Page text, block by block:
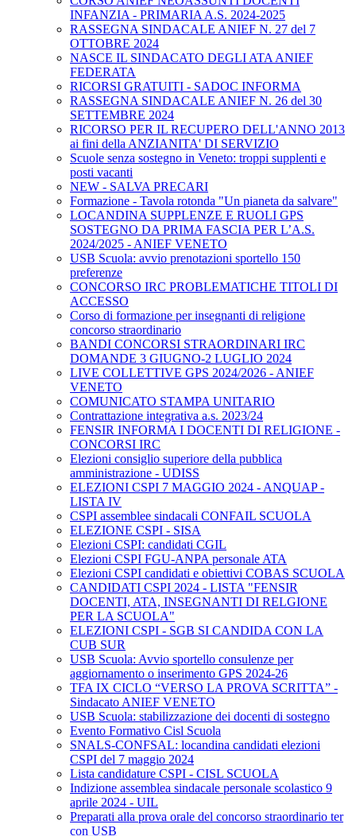
INFANZIA - PRIMARIA A.S. 2024-2025
RASSEGNA SINDACALE ANIEF N. 27 del 7
OTTOBRE 2024
NASCE IL SINDACATO DEGLI ATA ANIEF
FEDERATA
RICORSI GRATUITI - SADOC INFORMA
RASSEGNA SINDACALE ANIEF N. 26 del 30
SETTEMBRE 2024
RICORSO PER IL RECUPERO DELL'ANNO 2013
ai fini della ANZIANITA' DI SERVIZIO
Scuole senza sostegno in Veneto: troppi supplenti e
posti vacanti
NEW - SALVA PRECARI
Formazione - Tavola rotonda "Un pianeta da salvare"
LOCANDINA SUPPLENZE E RUOLI GPS
SOSTEGNO DA PRIMA FASCIA PER L’A.S.
2024/2025 - ANIEF VENETO
USB Scuola: avvio prenotazioni sportello 150
preferenze
CONCORSO IRC PROBLEMATICHE TITOLI DI
ACCESSO
Corso di formazione per insegnanti di religione
concorso straordinario
BANDI CONCORSI STRAORDINARI IRC
DOMANDE 3 GIUGNO-2 LUGLIO 2024
LIVE COLLETTIVE GPS 2024/2026 - ANIEF
VENETO
COMUNICATO STAMPA UNITARIO
Contrattazione integrativa a.s. 2023/24
FENSIR INFORMA I DOCENTI DI RELIGIONE -
CONCORSI IRC
Elezioni consiglio superiore della pubblica
amministrazione - UDISS
ELEZIONI CSPI 7 MAGGIO 2024 - ANQUAP -
LISTA IV
CSPI assemblee sindacali CONFAIL SCUOLA
ELEZIONE CSPI - SISA
Elezioni CSPI: candidati CGIL
Elezioni CSPI FGU-ANPA personale ATA
Elezioni CSPI candidati e obiettivi COBAS SCUOLA
CANDIDATI CSPI 2024 - LISTA "FENSIR
DOCENTI, ATA, INSEGNANTI DI RELGIONE
PER LA SCUOLA"
ELEZIONI CSPI - SGB SI CANDIDA CON LA
CUB SUR
USB Scuola: Avvio sportello consulenze per
aggiornamento o inserimento GPS 2024-26
TFA IX CICLO “VERSO LA PROVA SCRITTA” -
Sindacato ANIEF VENETO
USB Scuola: stabilizzazione dei docenti di sostegno
Evento Formativo Cisl Scuola
SNALS-CONFSAL: locandina candidati elezioni
CSPI del 7 maggio 2024
Lista candidature CSPI - CISL SCUOLA
Indizione assemblea sindacale personale scolastico 9
aprile 2024 - UIL
Preparati alla prova orale del concorso straordinario ter
con USB